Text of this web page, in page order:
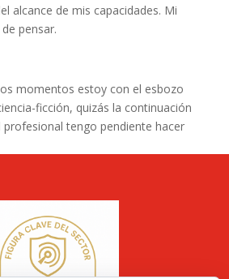
alcance de mis capacidades. Mi
pensar.
momentos estoy con el esbozo
ficción, quizás la continuación
tengo pendiente hacer